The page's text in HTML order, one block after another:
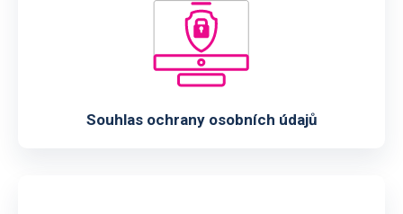
Souhlas ochrany osobních údajů